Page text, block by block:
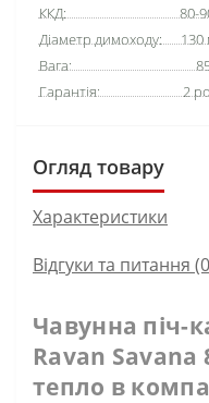
ККД:
80-
Діаметр димоходу:
130
Вага:
Гарантія:
2
Огляд товару
Характеристики
Відгуки та питання
Чавунна піч-
Ravan
тепло в